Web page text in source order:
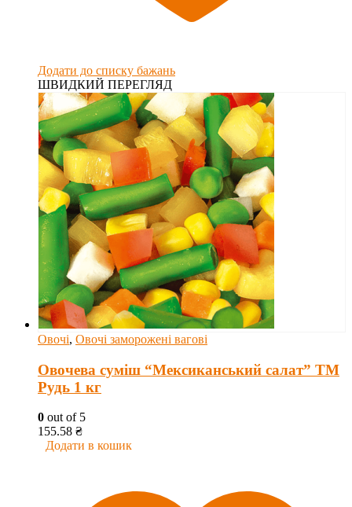
Додати до списку бажань
ШВИДКИЙ ПЕРЕГЛЯД
Овочі, Овочі заморожені вагові
Овочева суміш “Мексиканський салат” ТМ
Рудь 1 кг
0 out of 5
155.58 ₴
Додати в кошик